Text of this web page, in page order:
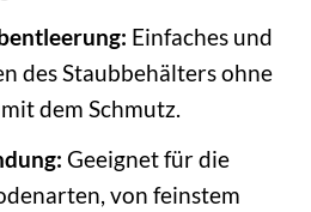
Einfaches und
des Staubbehälters ohne
dem Schmutz.
Geeignet für die
von feinstem